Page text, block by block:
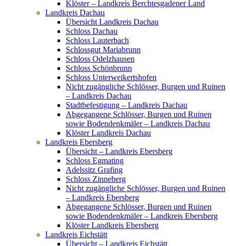
Klöster – Landkreis Berchtesgadener Land
Landkreis Dachau
Übersicht Landkreis Dachau
Schloss Dachau
Schloss Lauterbach
Schlossgut Mariabrunn
Schloss Odelzhausen
Schloss Schönbrunn
Schloss Unterweikertshofen
Nicht zugängliche Schlösser, Burgen und Ruinen
– Landkreis Dachau
Stadtbefestigung – Landkreis Dachau
Abgegangene Schlösser, Burgen und Ruinen
sowie Bodendenkmäler – Landkreis Dachau
Klöster Landkreis Dachau
Landkreis Ebersberg
Übersicht – Landkreis Ebersberg
Schloss Egmating
Adelssitz Grafing
Schloss Zinneberg
Nicht zugängliche Schlösser, Burgen und Ruinen
– Landkreis Ebersberg
Abgegangene Schlösser, Burgen und Ruinen
sowie Bodendenkmäler – Landkreis Ebersberg
Klöster Landkreis Ebersberg
Landkreis Eichstätt
Übersicht – Landkreis Eichstätt